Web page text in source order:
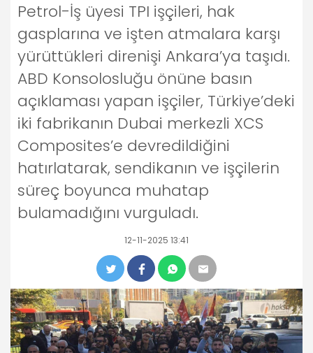
Petrol-İş üyesi TPI işçileri, hak
gasplarına ve işten atmalara karşı
yürüttükleri direnişi Ankara’ya taşıdı.
ABD Konsolosluğu önüne basın
açıklaması yapan işçiler, Türkiye’deki
iki fabrikanın Dubai merkezli XCS
Composites’e devredildiğini
hatırlatarak, sendikanın ve işçilerin
süreç boyunca muhatap
bulamadığını vurguladı.
12-11-2025 13:41